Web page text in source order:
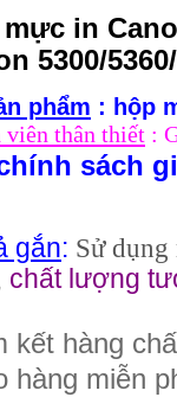
mực in
5300/
phẩm : hộp
viên thân thiết :
sách
gắn: Sử
chất lượng
kết hàng
hàng miễn